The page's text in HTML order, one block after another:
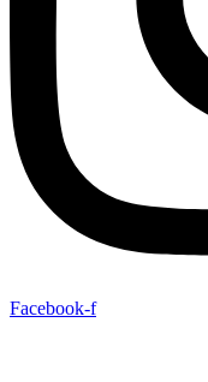
Facebook-f